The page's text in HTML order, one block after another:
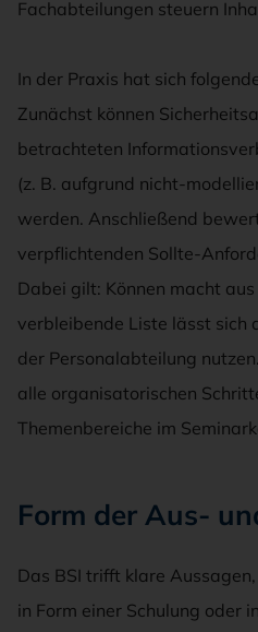
Fachabteilungen steuern
In der Praxis hat sich
Zunächst können
betrachteten
(z. B. aufgrund nicht-
werden. Anschließend
verpflichtenden Sollte-
Dabei gilt: Können macht
verbleibende Liste lässt sich
der Personalabteilung
alle organisatorischen
Themenbereiche im
Form der Aus-
Das BSI trifft klare
in Form einer Schulung oder